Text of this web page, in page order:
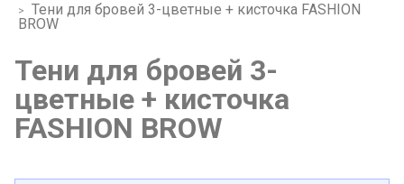
Тени для бровей 3-цветные + кисточка FASHION
BROW
Тени для бровей 3-
цветные + кисточка
FASHION BROW